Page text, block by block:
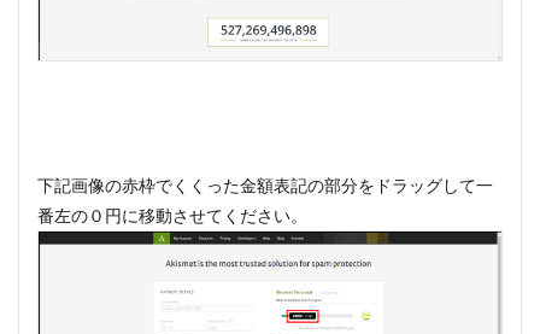
下記画像の赤枠でくくった金額表記の部分をドラッグして一
番左の０円に移動させてください。